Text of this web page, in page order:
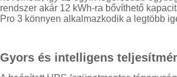
rendszer akár 12 kWh-ra bővíthető
Pro 3 könnyen alkalmazkodik a legtöbb
Gyors és intelligens